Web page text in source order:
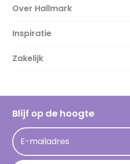
Over Hallmark
Over ons
Duurzaamheid
Hallmark Kaartclub
Acties
Persberichten
Inspiratie
Magazine
Cadeau inspiratie
Kaartinspiratie
Zakelijk
Blijf op de hoogte
E-mailadres